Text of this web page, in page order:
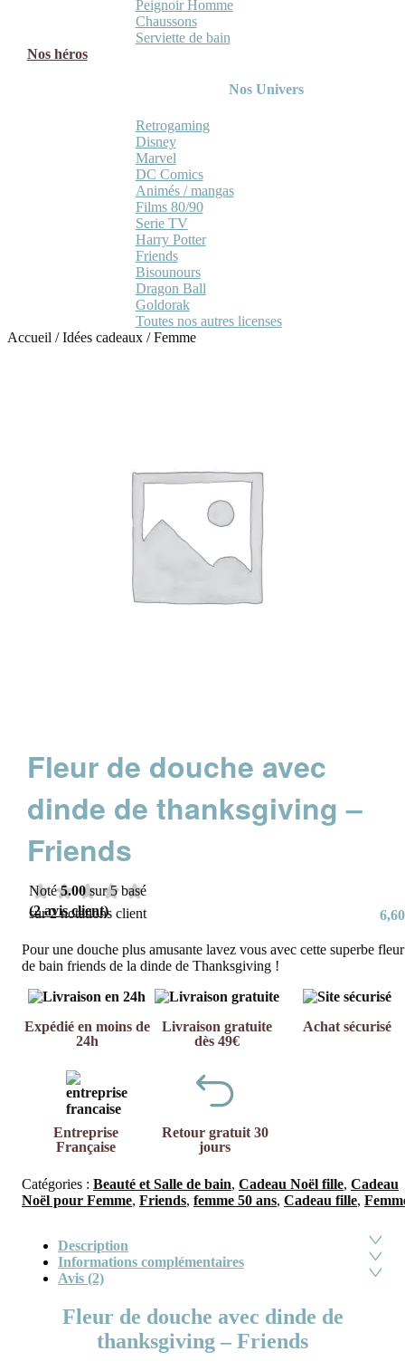
Peignoir Homme
Chaussons
Serviette de bain
Nos héros
Nos Univers
Retrogaming
Disney
Marvel
DC Comics
Animés / mangas
Films 80/90
Serie TV
Harry Potter
Friends
Bisounours
Dragon Ball
Goldorak
Toutes nos autres licenses
Accueil /Idées cadeaux /Femme
Fleur de douche avec
dinde de thanksgiving –
Friends
Noté5.00 sur 5 basé
sur2notations client
(2avis client) 6,60
Pour une douche plus amusante lavez vous avec cette superbe fleur
de bain friends de la dinde de Thanksgiving !
Expédié en moins de
24h
Livraison gratuite
dès 49€
Achat sécurisé
Entreprise
Française
Retour gratuit 30
jours
Catégories : Beauté et Salle de bain, Cadeau Noël fille, Cadeau
Noël pour Femme, Friends, femme 50 ans, Cadeau fille,
Description
Informations complémentaires
Avis (2)
Fleur de douche avec dinde de
thanksgiving – Friends